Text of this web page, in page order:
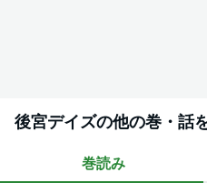
後宮デイズの他の巻・話
巻読み